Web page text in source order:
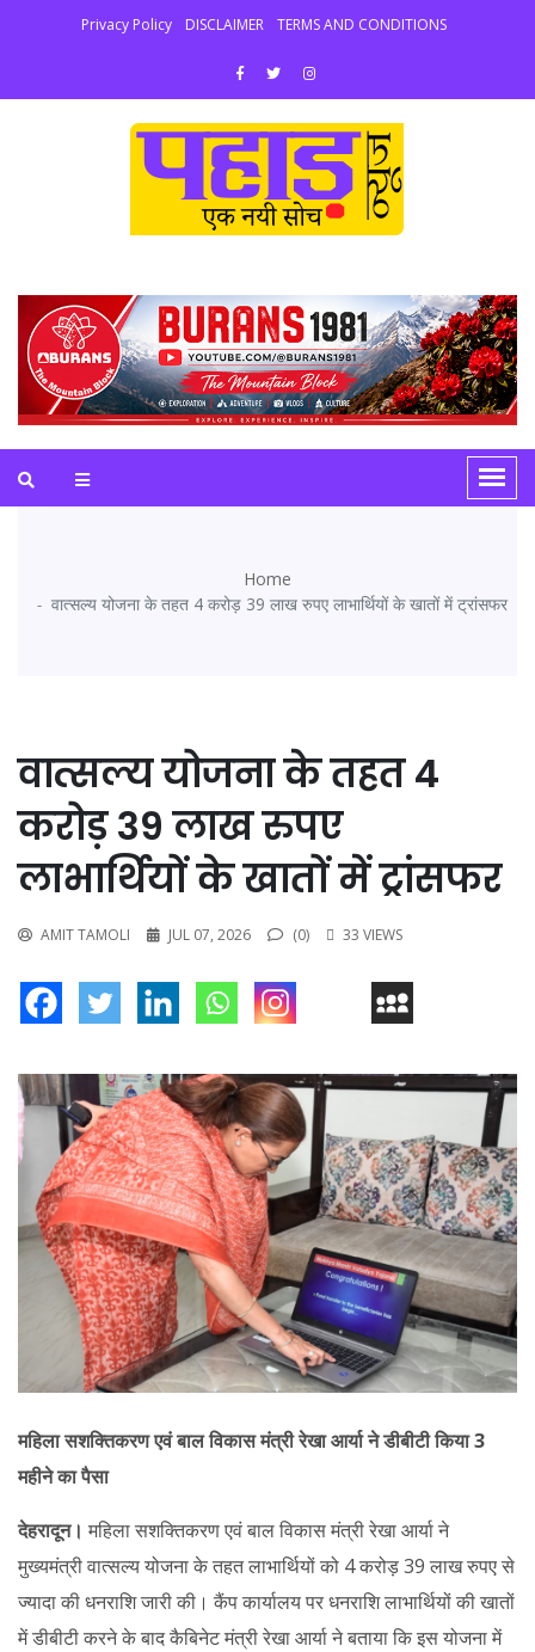
Privacy Policy DISCLAIMER TERMS AND CONDITIONS
Home
वात्सल्य योजना के तहत 4 करोड़ 39 लाख रुपए लाभार्थियों के खातों में ट्रांसफर
वात्सल्य योजना के तहत 4
करोड़ 39 लाख रुपए
लाभार्थियों के खातों में ट्रांसफर
AMIT TAMOLI JUL 07, 2026 (0) 33 VIEWS
महिला सशक्तिकरण एवं बाल विकास मंत्री रेखा आर्या ने डीबीटी किया 3
महीने का पैसा
देहरादून। महिला सशक्तिकरण एवं बाल विकास मंत्री रेखा आर्या ने
मुख्यमंत्री वात्सल्य योजना के तहत लाभार्थियों को 4 करोड़ 39 लाख रुपए से
ज्यादा की धनराशि जारी की। कैंप कार्यालय पर धनराशि लाभार्थियों की खातों
में डीबीटी करने के बाद कैबिनेट मंत्री रेखा आर्या ने बताया कि इस योजना में